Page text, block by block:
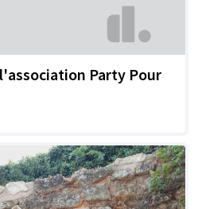
Party Pour